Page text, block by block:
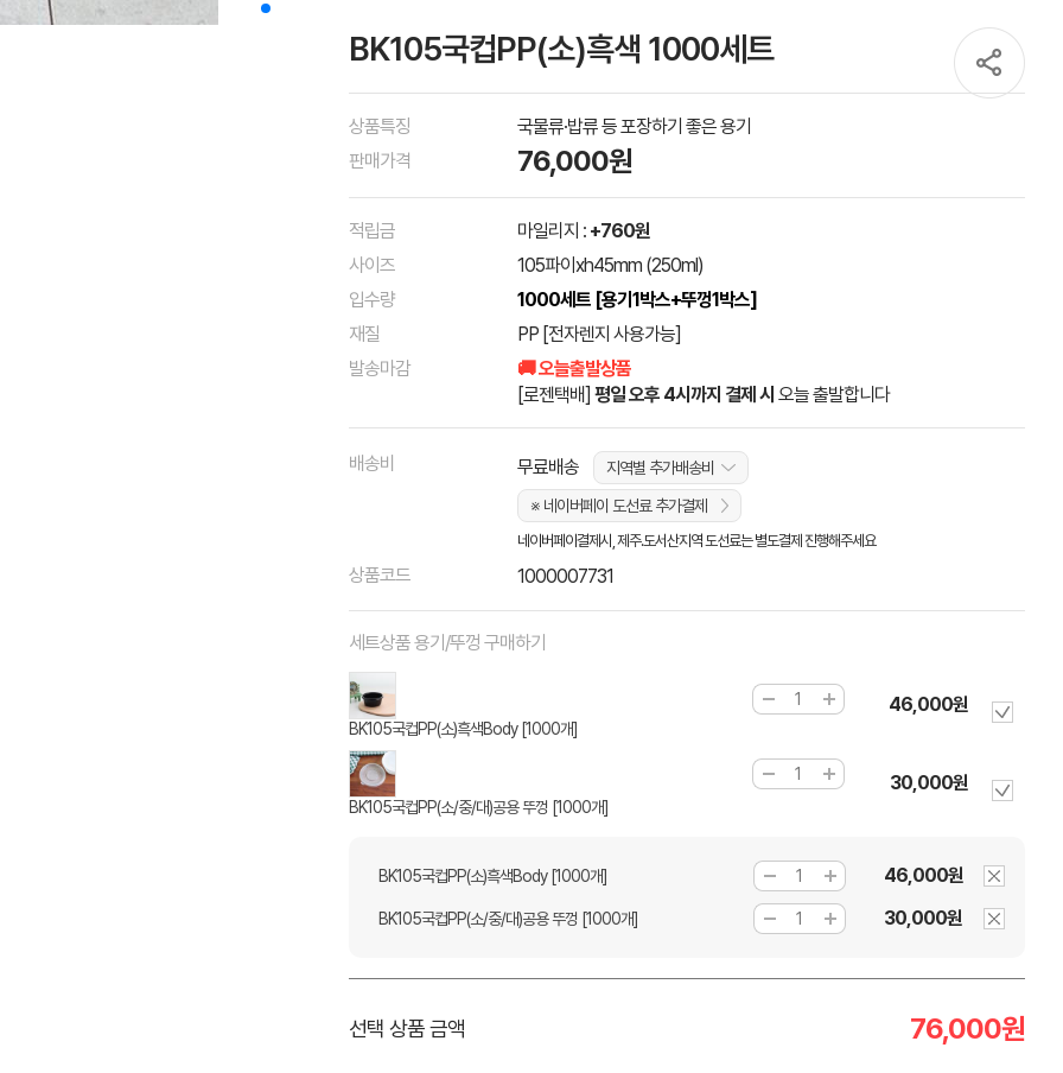
BK105국컵PP(소)흑색 1000세트
상품특징
국물류·밥류 등 포장하기 좋은 용기
판매가격
76,000원
적립금 마일리지 : +760원
사이즈
105파이xh45mm (250ml)
입수량
1000세트 [용기1박스+뚜껑1박스]
재질
PP [전자렌지 사용가능]
발송마감
🚚 오늘출발상품
[로젠택배] 평일 오후 4시까지 결제 시 오늘 출발합니다
배송비 무료배송
지역별 추가배송비
※ 네이버페이 도선료 추가결제
네이버페이결제시, 제주.도서산지역 도선료는 별도결제 진행해주세요
상품코드 1000007731
세트상품 용기/뚜껑 구매하기
BK105국컵PP(소)흑색Body [1000개]
46,000원
BK105국컵PP(소/중/대)공용 뚜껑 [1000개]
30,000원
BK105국컵PP(소)흑색Body [1000개] 46,000원
BK105국컵PP(소/중/대)공용 뚜껑 [1000개] 30,000원
선택 상품 금액 76,000원